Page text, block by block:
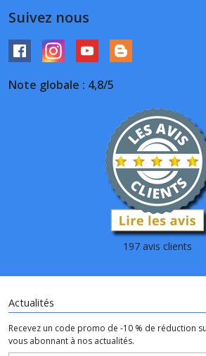
Suivez nous
Note globale : 4,8/5
197 avis clients
Actualités
Recevez un code promo de -10 % de réduction
vous abonnant à nos actualités.